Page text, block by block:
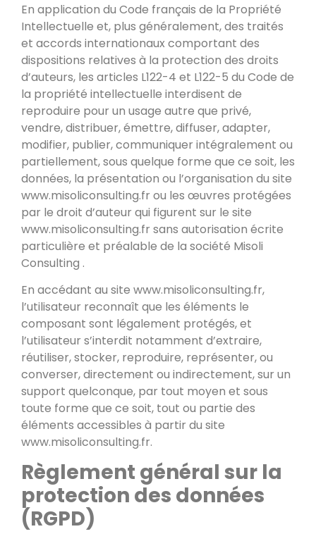
En application du Code français de la Propriété
Intellectuelle et, plus généralement, des traités
et accords internationaux comportant des
dispositions relatives à la protection des droits
d’auteurs, les articles L122-4 et L122-5 du Code de
la propriété intellectuelle interdisent de
reproduire pour un usage autre que privé,
vendre, distribuer, émettre, diffuser, adapter,
modifier, publier, communiquer intégralement ou
partiellement, sous quelque forme que ce soit, les
données, la présentation ou l’organisation du site
www.misoliconsulting.fr ou les œuvres protégées
par le droit d’auteur qui figurent sur le site
www.misoliconsulting.fr sans autorisation écrite
particulière et préalable de la société Misoli
Consulting .
En accédant au site www.misoliconsulting.fr,
l’utilisateur reconnaît que les éléments le
composant sont légalement protégés, et
l’utilisateur s’interdit notamment d’extraire,
réutiliser, stocker, reproduire, représenter, ou
converser, directement ou indirectement, sur un
support quelconque, par tout moyen et sous
toute forme que ce soit, tout ou partie des
éléments accessibles à partir du site
www.misoliconsulting.fr.
Règlement général sur la
protection des données
(RGPD)